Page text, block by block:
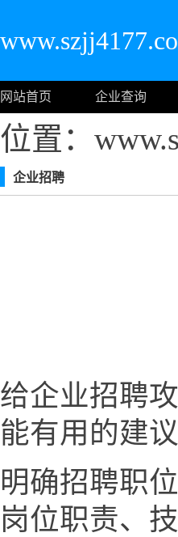
网站首页 企业查询
位置：
企业招聘
给企业招聘
能有用的建议
明确招聘职
岗位职责、